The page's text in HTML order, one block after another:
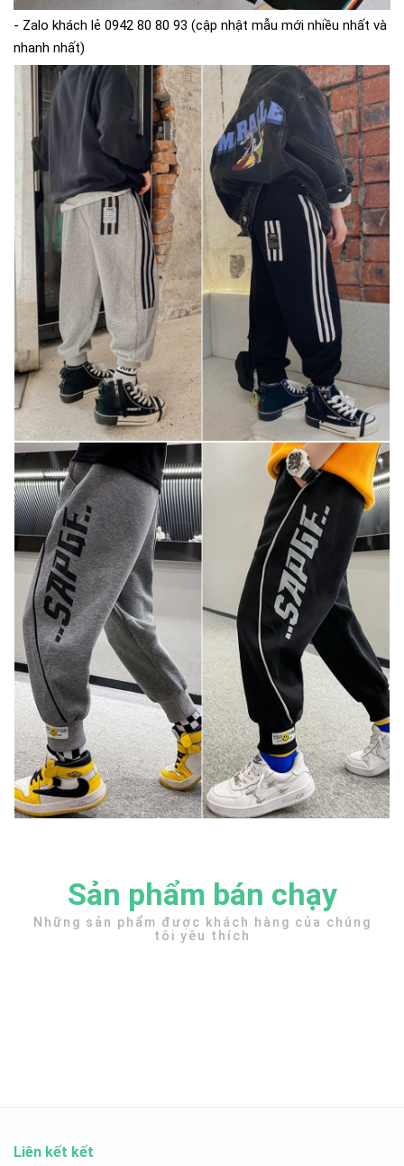
- Zalo khách lẻ 0942 80 80 93 (cập nhật mẫu mới nhiều nhất và
nhanh nhất)
Sản phẩm bán chạy
Những sản phẩm được khách hàng của chúng
tôi yêu thích
Liên kết kết